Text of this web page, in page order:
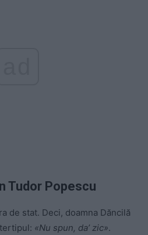
Tudor Popescu
de stat. Deci, doamna Dăncilă
«Nu spun, da’ zic».